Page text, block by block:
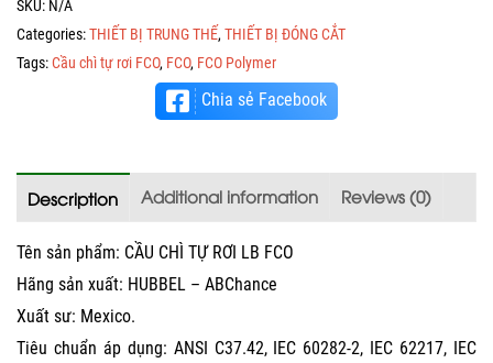
SKU: N/A
Categories:THIẾT BỊ TRUNG THẾ, THIẾT BỊ ĐÓNG CẮT
Tags:Cầu chì tự rơi FCO, FCO, FCO Polymer
Chia sẻ Facebook
Description Additional information Reviews (0)
Tên sản phẩm: CẦU CHÌ TỰ RƠI LB FCO
Hãng sản xuất: HUBBEL – ABChance
Xuất sư: Mexico.
Tiêu chuẩn áp dụng: ANSI C37.42, IEC 60282-2, IEC 62217, IEC